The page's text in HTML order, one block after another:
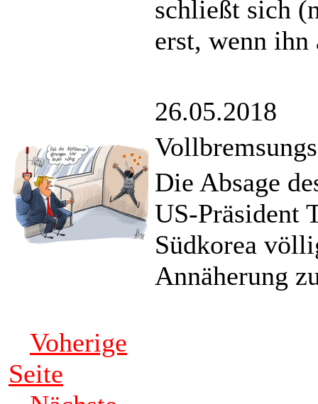
schließt sich
erst, wenn
26.05.2018
Die Absage
US-Präsident
Südkorea
Annäherung
Voherige
Seite